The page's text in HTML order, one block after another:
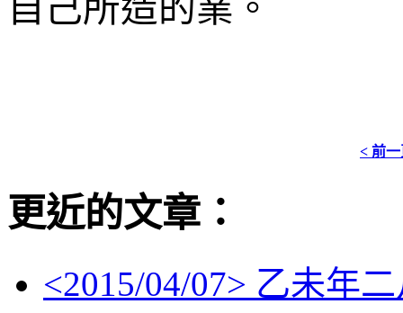
自己所造的業。
< 前一
更近的文章：
<2015/04/07> 乙未年